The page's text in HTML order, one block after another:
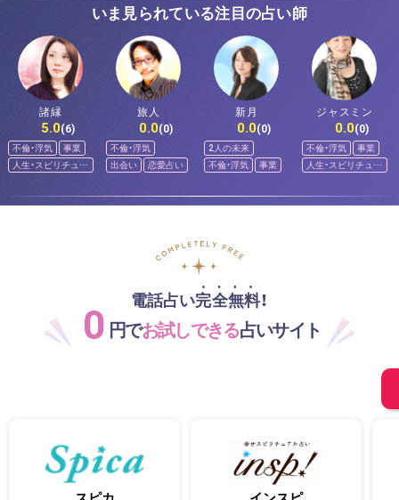
いま見られている注目の占い師
諸縁
5.0(6)
不倫・浮気
事業
人生・スピリチュア
ル
旅人
0.0(0)
不倫・浮気
出会い
恋愛占い
新月
0.0(0)
2人の未来
不倫・浮気
事業
ジャスミン
0.0(0)
不倫・浮気
事業
人生・スピリチュア
ル
電話占い完全無料！
0 円でお試しできる占いサイト